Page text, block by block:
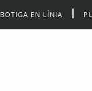
BOTIGA EN LÍNIA